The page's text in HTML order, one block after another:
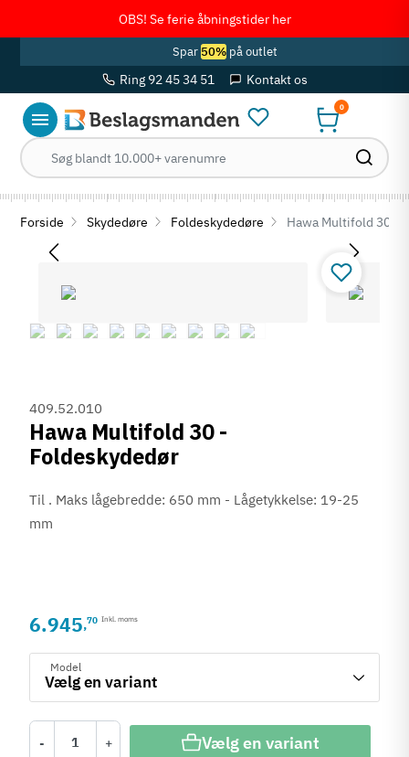
OBS! Se ferie åbningstider her
Spar 50%på outlet
Ring 92 45 34 51 Kontakt os
0
Forside Skydedøre Foldeskydedøre Hawa Multifold 30 -
409.52.010
Hawa Multifold 30 -
Foldeskydedør
Til . Maks lågebredde: 650 mm - Lågetykkelse: 19-25
mm
6.945,70 Inkl. moms
Model
- + Vælg en variant